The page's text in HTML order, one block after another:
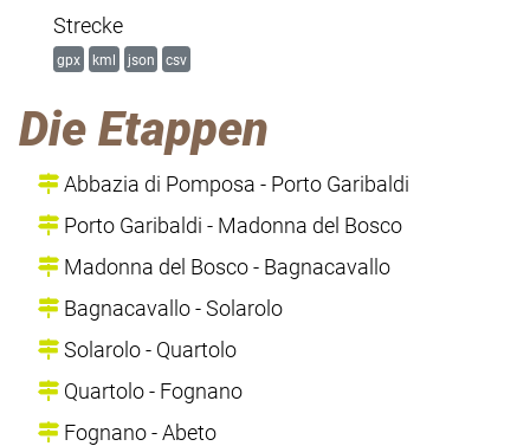
Strecke
gpx kml json csv
Die Etappen
Abbazia di Pomposa - Porto Garibaldi
Porto Garibaldi - Madonna del Bosco
Madonna del Bosco - Bagnacavallo
Bagnacavallo - Solarolo
Solarolo - Quartolo
Quartolo - Fognano
Fognano - Abeto